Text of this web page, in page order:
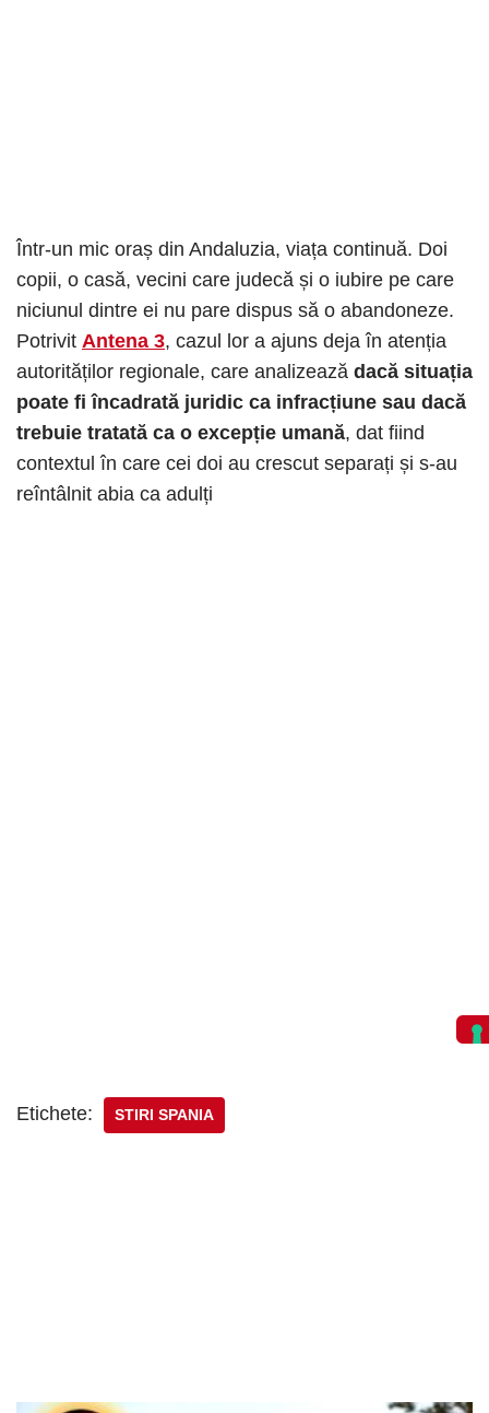
Într-un mic oraș din Andaluzia, viața continuă. Doi
copii, o casă, vecini care judecă și o iubire pe care
niciunul dintre ei nu pare dispus să o abandoneze.
Potrivit Antena 3, cazul lor a ajuns deja în atenția
autorităților regionale, care analizează dacă situația
poate fi încadrată juridic ca infracțiune sau dacă
trebuie tratată ca o excepție umană, dat fiind
contextul în care cei doi au crescut separați și s-au
reîntâlnit abia ca adulți
Etichete: STIRI SPANIA